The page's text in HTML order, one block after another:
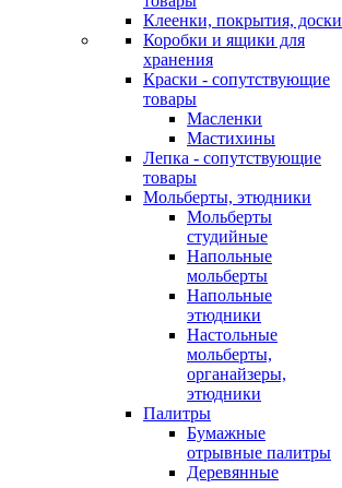
Клеенки, покрытия, доски
Коробки и ящики для
хранения
Краски - сопутствующие
товары
Масленки
Мастихины
Лепка - сопутствующие
товары
Мольберты, этюдники
Мольберты
студийные
Напольные
мольберты
Напольные
этюдники
Настольные
мольберты,
органайзеры,
этюдники
Палитры
Бумажные
отрывные палитры
Деревянные